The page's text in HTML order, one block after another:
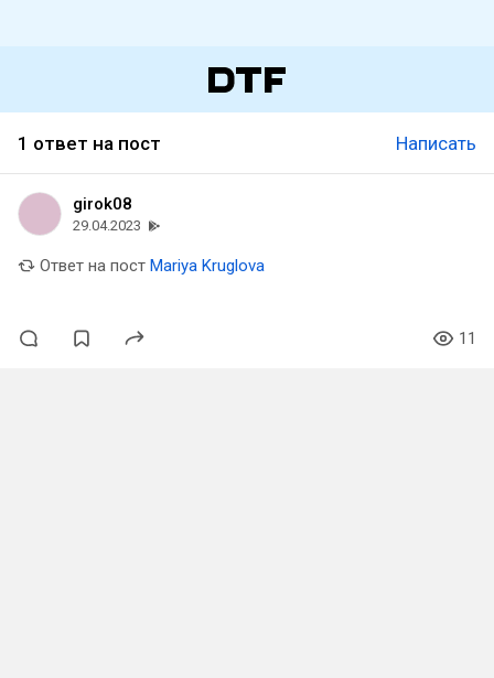
1 ответ на пост Написать
girok08
29.04.2023
Ответ на пост Mariya Kruglova
11